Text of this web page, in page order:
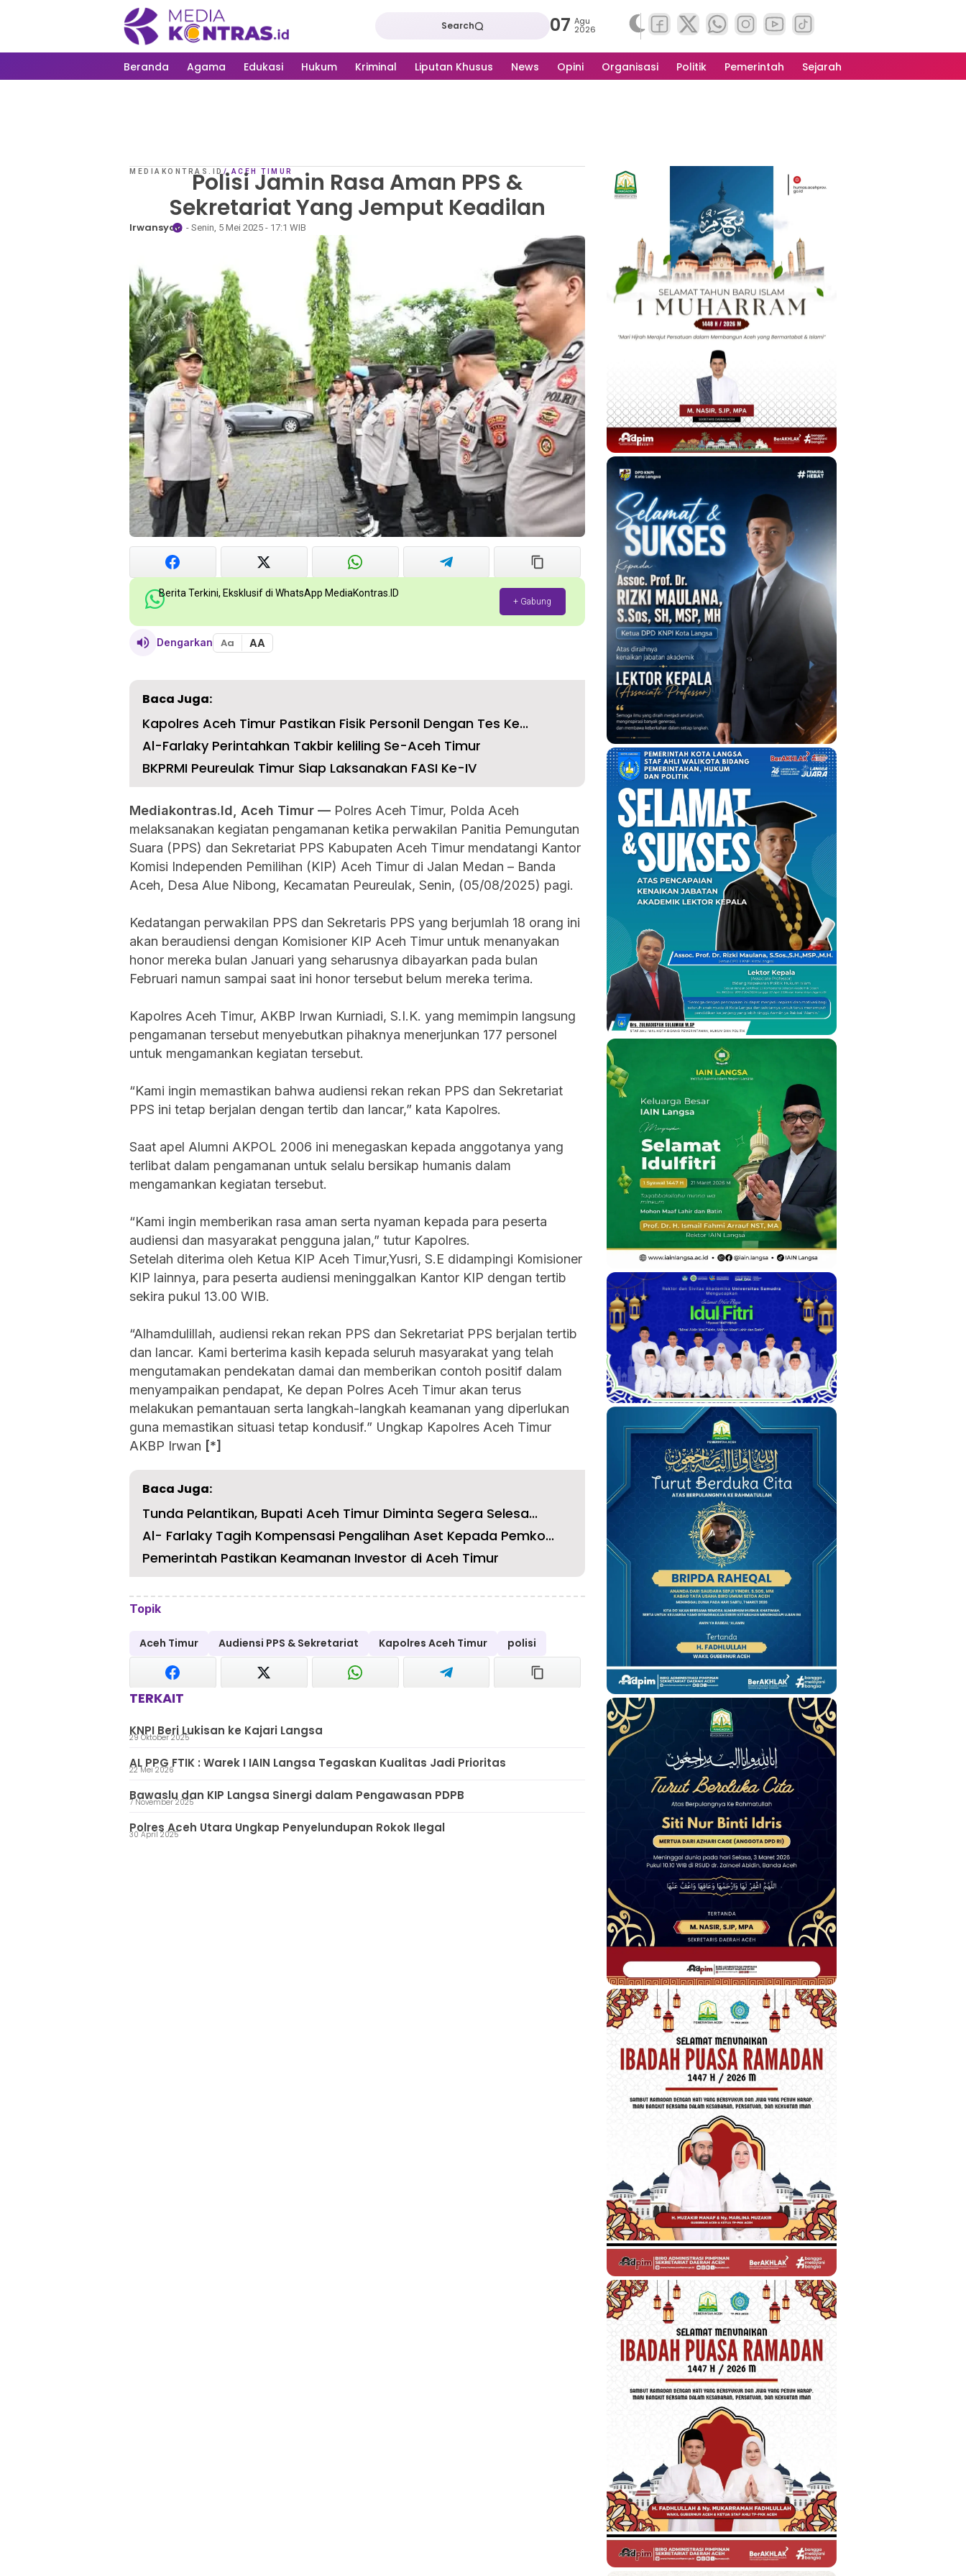
Search 07 Agu
2026
Beranda Agama Edukasi Hukum Kriminal Liputan Khusus News Opini Organisasi Politik Pemerintah Sejarah
MEDIAKONTRAS.ID / ACEH TIMUR
Polisi Jamin Rasa Aman PPS &
Sekretariat Yang Jemput Keadilan
Irwansyah - Senin, 5 Mei 2025 - 17:1 WIB
Berita Terkini, Eksklusif di WhatsApp MediaKontras.ID
+ Gabung
Dengarkan Aa AA
Baca Juga:
Kapolres Aceh Timur Pastikan Fisik Personil Dengan Tes Ke...
Al-Farlaky Perintahkan Takbir keliling Se-Aceh Timur
BKPRMI Peureulak Timur Siap Laksanakan FASI Ke-IV
Mediakontras.Id, Aceh Timur — Polres Aceh Timur, Polda Aceh
melaksanakan kegiatan pengamanan ketika perwakilan Panitia Pemungutan
Suara (PPS) dan Sekretariat PPS Kabupaten Aceh Timur mendatangi Kantor
Komisi Independen Pemilihan (KIP) Aceh Timur di Jalan Medan – Banda
Aceh, Desa Alue Nibong, Kecamatan Peureulak, Senin, (05/08/2025) pagi.
Kedatangan perwakilan PPS dan Sekretaris PPS yang berjumlah 18 orang ini
akan beraudiensi dengan Komisioner KIP Aceh Timur untuk menanyakan
honor mereka bulan Januari yang seharusnya dibayarkan pada bulan
Februari namun sampai saat ini honor tersebut belum mereka terima.
Kapolres Aceh Timur, AKBP Irwan Kurniadi, S.I.K. yang memimpin langsung
pengamanan tersebut menyebutkan pihaknya menerjunkan 177 personel
untuk mengamankan kegiatan tersebut.
“Kami ingin memastikan bahwa audiensi rekan rekan PPS dan Sekretariat
PPS ini tetap berjalan dengan tertib dan lancar,” kata Kapolres.
Saat apel Alumni AKPOL 2006 ini menegaskan kepada anggotanya yang
terlibat dalam pengamanan untuk selalu bersikap humanis dalam
mengamankan kegiatan tersebut.
“Kami ingin memberikan rasa aman serta nyaman kepada para peserta
audiensi dan masyarakat pengguna jalan,” tutur Kapolres.
Setelah diterima oleh Ketua KIP Aceh Timur,Yusri, S.E didampingi Komisioner
KIP lainnya, para peserta audiensi meninggalkan Kantor KIP dengan tertib
sekira pukul 13.00 WIB.
“Alhamdulillah, audiensi rekan rekan PPS dan Sekretariat PPS berjalan tertib
dan lancar. Kami berterima kasih kepada seluruh masyarakat yang telah
mengutamakan pendekatan damai dan memberikan contoh positif dalam
menyampaikan pendapat, Ke depan Polres Aceh Timur akan terus
melakukan pemantauan serta langkah-langkah keamanan yang diperlukan
guna memastikan situasi tetap kondusif.” Ungkap Kapolres Aceh Timur
AKBP Irwan [*]
Baca Juga:
Tunda Pelantikan, Bupati Aceh Timur Diminta Segera Selesa...
Al- Farlaky Tagih Kompensasi Pengalihan Aset Kepada Pemko...
Pemerintah Pastikan Keamanan Investor di Aceh Timur
Topik
Aceh Timur Audiensi PPS & Sekretariat Kapolres Aceh Timur polisi
TERKAIT
KNPI Beri Lukisan ke Kajari Langsa
29 Oktober 2025
AL PPG FTIK : Warek I IAIN Langsa Tegaskan Kualitas Jadi Prioritas
22 Mei 2026
Bawaslu dan KIP Langsa Sinergi dalam Pengawasan PDPB
7 November 2025
Polres Aceh Utara Ungkap Penyelundupan Rokok Ilegal
30 April 2025